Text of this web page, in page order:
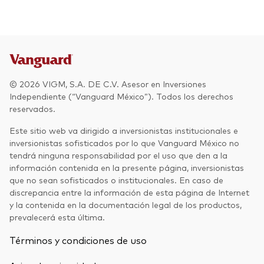
Fondos Mutuos UCITS
© 2026 VIGM, S.A. DE C.V. Asesor en Inversiones
Independiente (“Vanguard México”). Todos los derechos
reservados.
Este sitio web va dirigido a inversionistas institucionales e
inversionistas sofisticados por lo que Vanguard México no
tendrá ninguna responsabilidad por el uso que den a la
información contenida en la presente página, inversionistas
que no sean sofisticados o institucionales. En caso de
discrepancia entre la información de esta página de Internet
y la contenida en la documentación legal de los productos,
prevalecerá esta última.
Términos y condiciones de uso